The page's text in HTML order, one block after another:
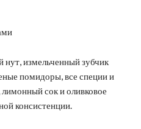
нут, измельченный зубчик
помидоры, все специи и
сок и оливковое
консистенции.